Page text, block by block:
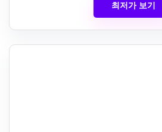
최저가 보기